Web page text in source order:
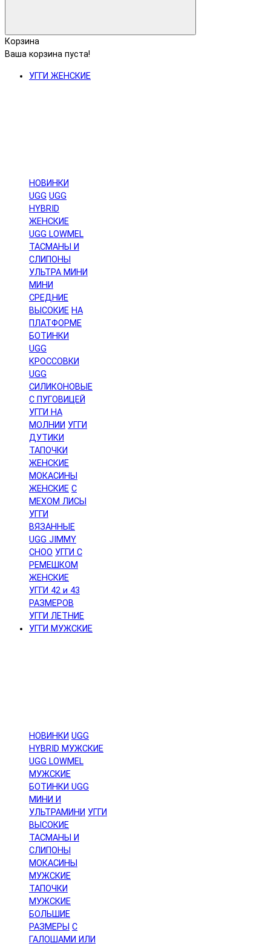
Корзина
Ваша корзина пуста!
УГГИ ЖЕНСКИЕ
НОВИНКИ
UGG UGG
HYBRID
ЖЕНСКИЕ
UGG LOWMEL
ТАСМАНЫ И
СЛИПОНЫ
УЛЬТРА МИНИ
МИНИ
СРЕДНИЕ
ВЫСОКИЕ НА
ПЛАТФОРМЕ
БОТИНКИ
UGG
КРОССОВКИ
UGG
СИЛИКОНОВЫЕ
С ПУГОВИЦЕЙ
УГГИ НА
МОЛНИИ УГГИ
ДУТИКИ
ТАПОЧКИ
ЖЕНСКИЕ
МОКАСИНЫ
ЖЕНСКИЕ С
МЕХОМ ЛИСЫ
УГГИ
ВЯЗАННЫЕ
UGG JIMMY
CHOO УГГИ С
РЕМЕШКОМ
ЖЕНСКИЕ
УГГИ 42 и 43
РАЗМЕРОВ
УГГИ ЛЕТНИЕ
УГГИ МУЖСКИЕ
НОВИНКИ UGG
HYBRID МУЖСКИЕ
UGG LOWMEL
МУЖСКИЕ
БОТИНКИ UGG
МИНИ И
УЛЬТРАМИНИ УГГИ
ВЫСОКИЕ
ТАСМАНЫ И
СЛИПОНЫ
МОКАСИНЫ
МУЖСКИЕ
ТАПОЧКИ
МУЖСКИЕ
БОЛЬШИЕ
РАЗМЕРЫ С
ГАЛОШАМИ ИЛИ